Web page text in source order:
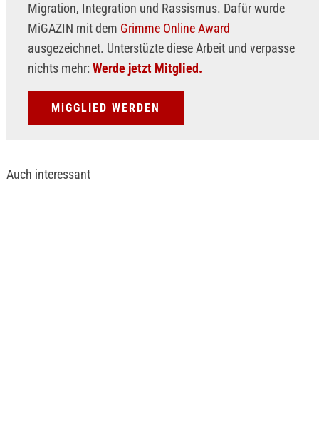
Migration, Integration und Rassismus. Dafür wurde
MiGAZIN mit dem Grimme Online Award
ausgezeichnet. Unterstüzte diese Arbeit und verpasse
nichts mehr: Werde jetzt Mitglied.
MiGGLIED WERDEN
Auch interessant